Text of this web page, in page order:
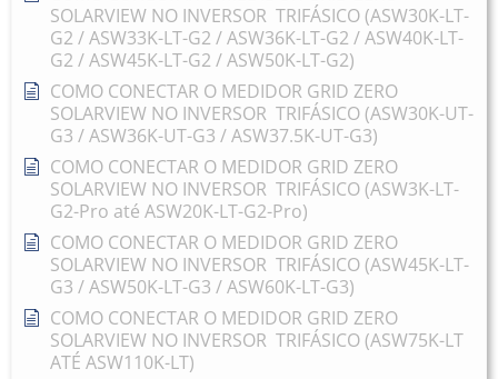
SOLARVIEW NO INVERSOR TRIFÁSICO (ASW30K-LT-
G2 / ASW33K-LT-G2 / ASW36K-LT-G2 / ASW40K-LT-
G2 / ASW45K-LT-G2 / ASW50K-LT-G2)
COMO CONECTAR O MEDIDOR GRID ZERO
SOLARVIEW NO INVERSOR TRIFÁSICO (ASW30K-UT-
G3 / ASW36K-UT-G3 / ASW37.5K-UT-G3)
COMO CONECTAR O MEDIDOR GRID ZERO
SOLARVIEW NO INVERSOR TRIFÁSICO (ASW3K-LT-
G2-Pro até ASW20K-LT-G2-Pro)
COMO CONECTAR O MEDIDOR GRID ZERO
SOLARVIEW NO INVERSOR TRIFÁSICO (ASW45K-LT-
G3 / ASW50K-LT-G3 / ASW60K-LT-G3)
COMO CONECTAR O MEDIDOR GRID ZERO
SOLARVIEW NO INVERSOR TRIFÁSICO (ASW75K-LT
ATÉ ASW110K-LT)